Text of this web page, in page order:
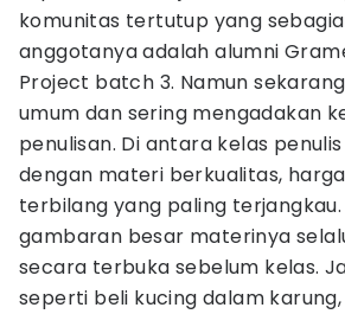
komunitas tertutup yang
anggotanya adalah alumni
Project batch 3. Namun
umum dan sering mengadakan
penulisan. Di antara kelas
dengan materi berkualitas,
terbilang yang paling terjangkau.
gambaran besar materinya
secara terbuka sebelum kelas.
seperti beli kucing dalam karung,